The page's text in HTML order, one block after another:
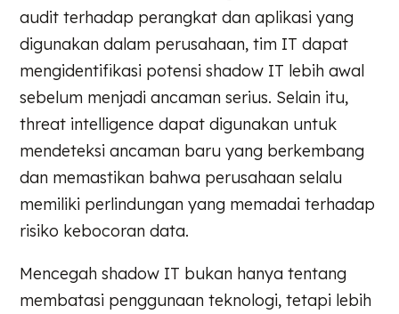
audit terhadap perangkat dan aplikasi yang
digunakan dalam perusahaan, tim IT dapat
mengidentifikasi potensi shadow IT lebih awal
sebelum menjadi ancaman serius. Selain itu,
threat intelligence dapat digunakan untuk
mendeteksi ancaman baru yang berkembang
dan memastikan bahwa perusahaan selalu
memiliki perlindungan yang memadai terhadap
risiko kebocoran data.
Mencegah shadow IT bukan hanya tentang
membatasi penggunaan teknologi, tetapi lebih